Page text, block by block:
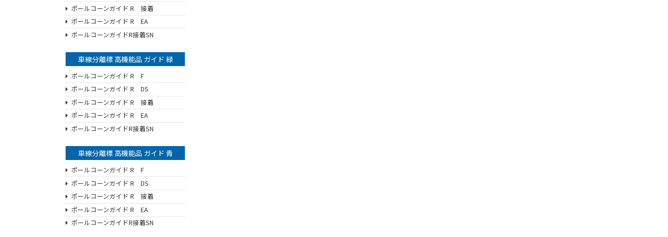
ポールコーンガイド R 接着
ポールコーンガイド R EA
ポールコーンガイドR接着SN
車線分離標 高機能品 ガイド 緑
ポールコーンガイド R F
ポールコーンガイド R DS
ポールコーンガイド R 接着
ポールコーンガイド R EA
ポールコーンガイドR接着SN
車線分離標 高機能品 ガイド 青
ポールコーンガイド R F
ポールコーンガイド R DS
ポールコーンガイド R 接着
ポールコーンガイド R EA
ポールコーンガイドR接着SN